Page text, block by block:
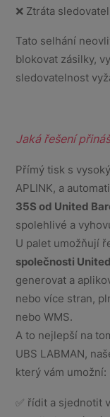
❌ Ztráta
Tato selhání
blokovat zásilky,
sledovatelnost
Jaká řešení
Přímý tisk s
APLINK, a
35S od United
spolehlivé a
U palet umožňují
společnosti
generovat a
nebo více stran,
nebo WMS.
A to nejlepší na
UBS LABMAN,
který vám umožní:
✅ řídit a sjednotit